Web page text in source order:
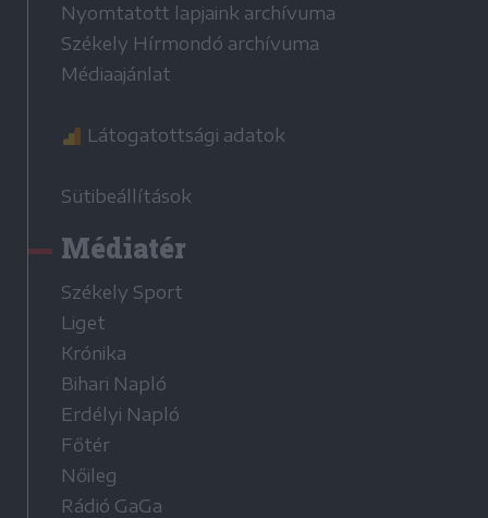
Nyomtatott lapjaink archívuma
Székely Hírmondó archívuma
Médiaajánlat
Látogatottsági adatok
Sütibeállítások
Médiatér
Székely Sport
Liget
Krónika
Bihari Napló
Erdélyi Napló
Főtér
Nőileg
Rádió GaGa